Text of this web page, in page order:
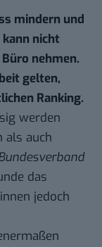
mindern und
nicht
nehmen.
gelten,
Ranking.
werden
als auch
das
jedoch